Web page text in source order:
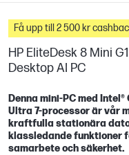
Få upp till 2 500 kr
HP EliteDesk 8 Mini
Desktop AI PC
Denna mini‑PC med
Ultra 7‑processor är vår
kraftfulla stationära
klassledande funktioner
samarbete och säkerhet.